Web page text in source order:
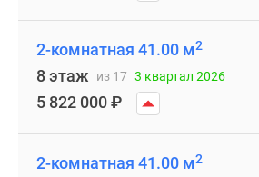
2-комнатная 41.00 м2
8 этаж из 17 3 квартал 2026
5 822 000₽
2-комнатная 41.00 м2